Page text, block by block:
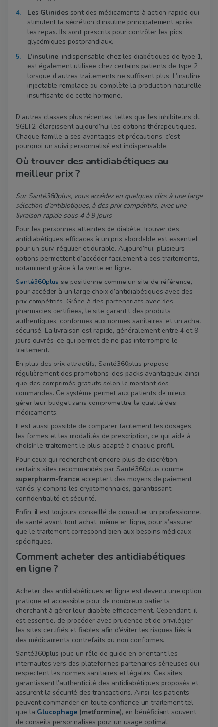
Les Glinides sont des médicaments à action rapide qui
stimulent la sécrétion d’insuline principalement après
les repas. Ils sont prescrits pour contrôler les pics
glycémiques postprandiaux.
L’insuline, indispensable chez les diabétiques de type 1,
est également utilisée chez certains patients de type 2
lorsque d’autres traitements ne suffisent plus. L’insuline
injectable remplace ou complète la production naturelle
insuffisante de cette hormone.
D’autres classes plus récentes, telles que les inhibiteurs du
SGLT2, élargissent aujourd’hui les options thérapeutiques.
Chaque famille a ses avantages et précautions, c’est
pourquoi un suivi personnalisé est indispensable.
Où trouver des antidiabétiques au
meilleur prix ?
Sur Santé360plus, vous accédez en quelques clics à une large
sélection d’antibiotiques, à des prix compétitifs, avec une
livraison rapide sous 4 à 9 jours
Pour les personnes atteintes de diabète, trouver des
antidiabétiques efficaces à un prix abordable est essentiel
pour un suivi régulier et durable. Aujourd’hui, plusieurs
options permettent d’accéder facilement à ces traitements,
notamment grâce à la vente en ligne.
Santé360plus se positionne comme un site de référence,
pour accéder à un large choix d’antidiabétiques avec des
prix compétitifs. Grâce à des partenariats avec des
pharmacies certifiées, le site garantit des produits
authentiques, conformes aux normes sanitaires, et un achat
sécurisé. La livraison est rapide, généralement entre 4 et 9
jours ouvrés, ce qui permet de ne pas interrompre le
traitement.
En plus des prix attractifs, Santé360plus propose
régulièrement des promotions, des packs avantageux, ainsi
que des comprimés gratuits selon le montant des
commandes. Ce système permet aux patients de mieux
gérer leur budget sans compromettre la qualité des
médicaments.
Il est aussi possible de comparer facilement les dosages,
les formes et les modalités de prescription, ce qui aide à
choisir le traitement le plus adapté à chaque profil.
Pour ceux qui recherchent encore plus de discrétion,
certains sites recommandés par Santé360plus comme
superpharm-france acceptent des moyens de paiement
variés, y compris les cryptomonnaies, garantissant
confidentialité et sécurité.
Enfin, il est toujours conseillé de consulter un professionnel
de santé avant tout achat, même en ligne, pour s’assurer
que le traitement correspond bien aux besoins médicaux
spécifiques.
Comment acheter des antidiabétiques
en ligne ?
Acheter des antidiabétiques en ligne est devenu une option
pratique et accessible pour de nombreux patients
cherchant à gérer leur diabète efficacement. Cependant, il
est essentiel de procéder avec prudence et de privilégier
les sites certifiés et fiables afin d’éviter les risques liés à
des médicaments contrefaits ou non conformes.
Santé360plus joue un rôle de guide en orientant les
internautes vers des plateformes partenaires sérieuses qui
respectent les normes sanitaires et légales. Ces sites
garantissent l’authenticité des antidiabétiques proposés et
assurent la sécurité des transactions. Ainsi, les patients
peuvent commander en toute confiance un traitement tel
que la Glucophage (metformine), en bénéficiant souvent
de conseils personnalisés pour un usage optimal.